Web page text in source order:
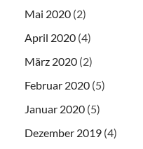
Mai 2020 (2)
April 2020 (4)
März 2020 (2)
Februar 2020 (5)
Januar 2020 (5)
Dezember 2019 (4)